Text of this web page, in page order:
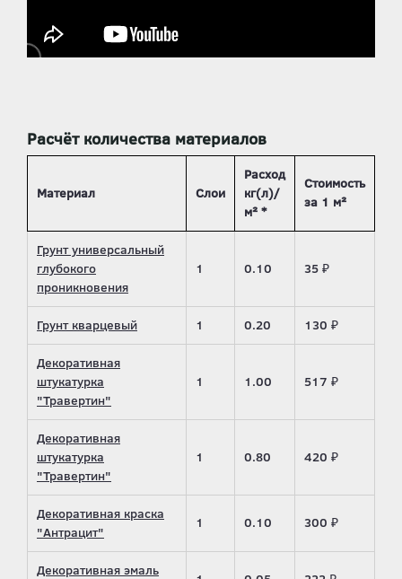
Расчёт количества материалов
Материал Слои
Расход
кг(л)/
м² *
Стоимость
за 1 м²
Грунт универсальный
глубокого
проникновения
1 0.10 35 ₽
Грунт кварцевый 1 0.20 130 ₽
Декоративная
штукатурка
"Травертин"
1 1.00 517 ₽
Декоративная
штукатурка
"Травертин"
1 0.80 420 ₽
Декоративная краска
"Антрацит"
1 0.10 300 ₽
Декоративная эмаль